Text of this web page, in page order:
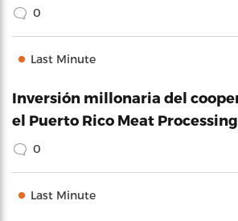
0
Last Minute
Inversión millonaria del
el Puerto Rico Meat
0
Last Minute